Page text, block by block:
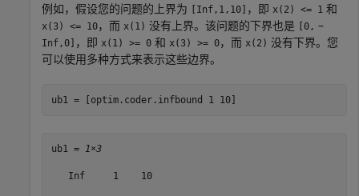
例如，假设您的问题的上界为 [Inf,1,10] ，即 x(2) <= 1 和
x(3) <= 10，而 x(1) 没有上界。该问题的下界也是 [0, –
Inf,0] ，即 x(1) >= 0 和 x(3) >= 0，而 x(2) 没有下界。您
可以使用多种方式来表示这些边界。
ub1 = [optim.coder.infbound 1 10]
ub1 = 1×3
   Inf     1    10